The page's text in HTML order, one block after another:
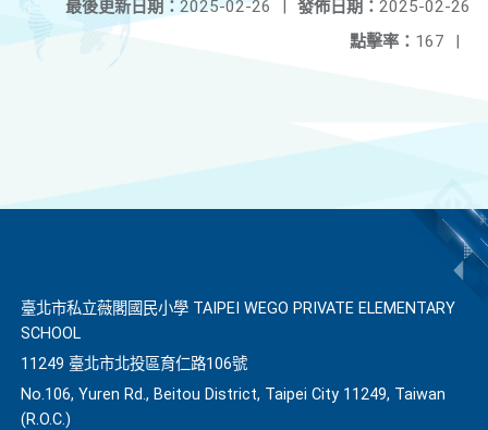
發佈日期： 2025-02-26
最後更新日期： 2025-02-26
|
點擊率： 167 |
臺北市私立薇閣國民小學 TAIPEI WEGO PRIVATE ELEMENTARY
SCHOOL
11249 臺北市北投區育仁路106號
No.106, Yuren Rd., Beitou District, Taipei City 11249, Taiwan
(R.O.C.)